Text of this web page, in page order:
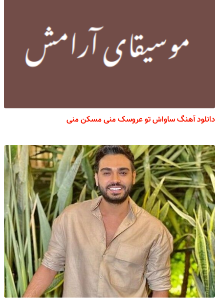
دانلود آهنگ ساواش تو عروسک منی مسکن منی